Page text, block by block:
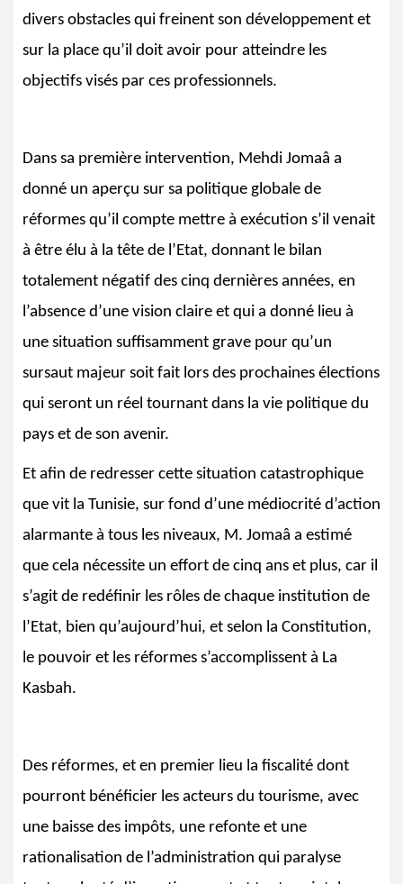
divers obstacles qui freinent son développement et
sur la place qu’il doit avoir pour atteindre les
objectifs visés par ces professionnels.
Dans sa première intervention, Mehdi Jomaâ a
donné un aperçu sur sa politique globale de
réformes qu’il compte mettre à exécution s’il venait
à être élu à la tête de l’Etat, donnant le bilan
totalement négatif des cinq dernières années, en
l’absence d’une vision claire et qui a donné lieu à
une situation suffisamment grave pour qu’un
sursaut majeur soit fait lors des prochaines élections
qui seront un réel tournant dans la vie politique du
pays et de son avenir.
Et afin de redresser cette situation catastrophique
que vit la Tunisie, sur fond d’une médiocrité d’action
alarmante à tous les niveaux, M. Jomaâ a estimé
que cela nécessite un effort de cinq ans et plus, car il
s’agit de redéfinir les rôles de chaque institution de
l’Etat, bien qu’aujourd’hui, et selon la Constitution,
le pouvoir et les réformes s’accomplissent à La
Kasbah.
Des réformes, et en premier lieu la fiscalité dont
pourront bénéficier les acteurs du tourisme, avec
une baisse des impôts, une refonte et une
rationalisation de l’administration qui paralyse